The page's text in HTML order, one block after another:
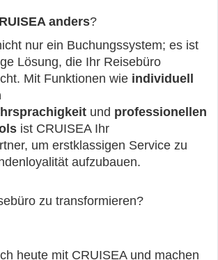
anders?
nur ein Buchungssystem; es ist
Lösung, die Ihr Reisebüro
Mit Funktionen wie individuell
und professionellen
ist CRUISEA Ihr
um erstklassigen Service zu
aufzubauen.
zu transformieren?
heute mit CRUISEA und machen